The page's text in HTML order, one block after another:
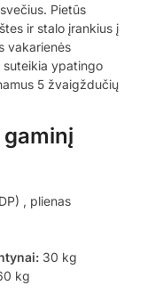
Pietūs
ir stalo įrankius į
vakarienės
suteikia ypatingo
5 žvaigždučių
, plienas
30 kg
kg